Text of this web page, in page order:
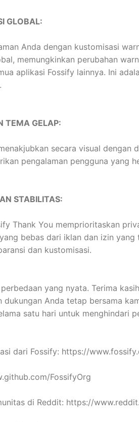
GLOBAL:
Anda dengan kustomisasi
memungkinkan perubahan
aplikasi Fossify lainnya. Ini
TEMA GELAP:
secara visual dengan
pengalaman pengguna yang
STABILITAS:
Thank You memprioritaskan
bebas dari iklan dan izin yang
dan kustomisasi.
yang nyata. Terima
dukungan Anda tetap bersama
satu hari untuk menghindari
dari Fossify: https://
FossifyOrg
di Reddit: https://